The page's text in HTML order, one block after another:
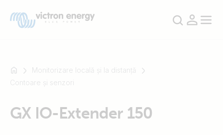
example
Monitorizare locală și la distanță
Contoare și senzori
GX IO-Extender 150